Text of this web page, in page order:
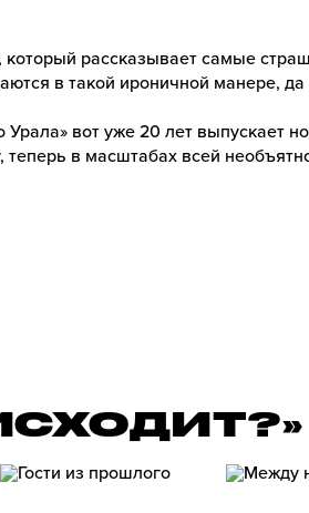
который рассказывает самые
в такой ироничной манере,
Урала» вот уже 20 лет выпускает
теперь в масштабах всей